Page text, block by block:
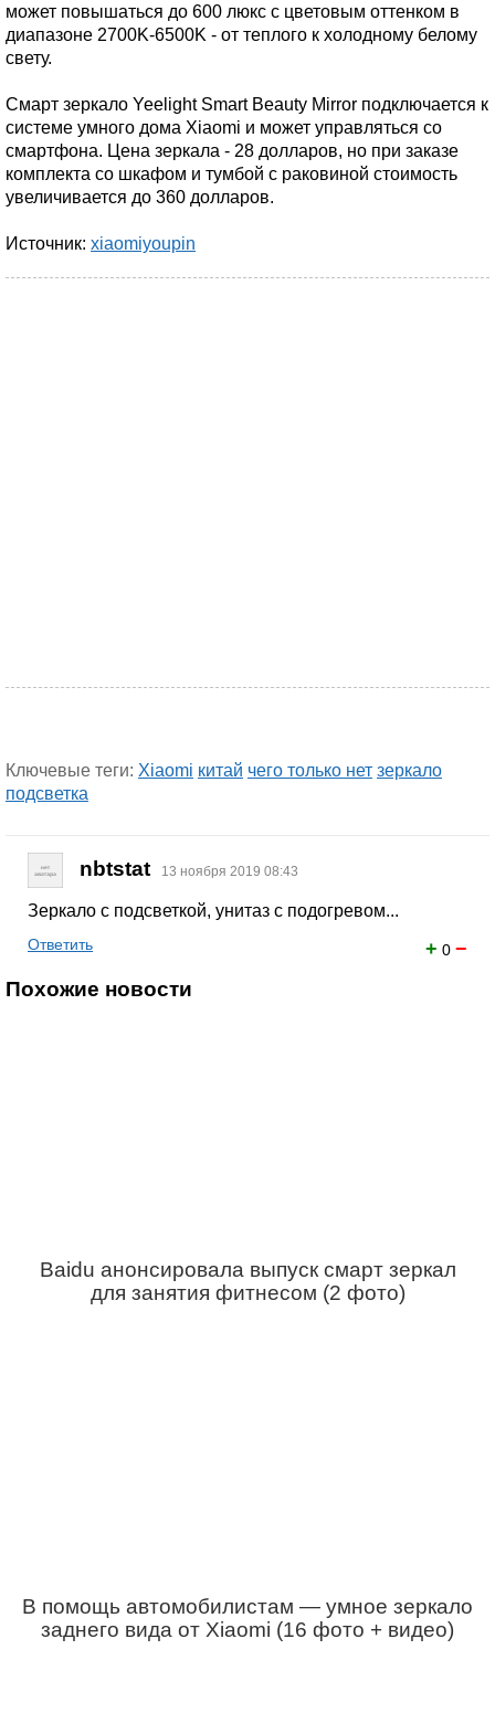
может повышаться до 600 люкс с цветовым оттенком в
диапазоне 2700K-6500K - от теплого к холодному белому
свету.
Смарт зеркало Yeelight Smart Beauty Mirror подключается к
системе умного дома Xiaomi и может управляться со
смартфона. Цена зеркала - 28 долларов, но при заказе
комплекта со шкафом и тумбой с раковиной стоимость
увеличивается до 360 долларов.
Источник: xiaomiyoupin
Ключевые теги: Xiaomi китай чего только нет зеркало
подсветка
nbtstat 13 ноября 2019 08:43
Зеркало с подсветкой, унитаз с подогревом...
+ 0 −
Ответить
Похожие новости
Baidu анонсировала выпуск смарт зеркал
для занятия фитнесом (2 фото)
В помощь автомобилистам — умное зеркало
заднего вида от Xiaomi (16 фото + видео)